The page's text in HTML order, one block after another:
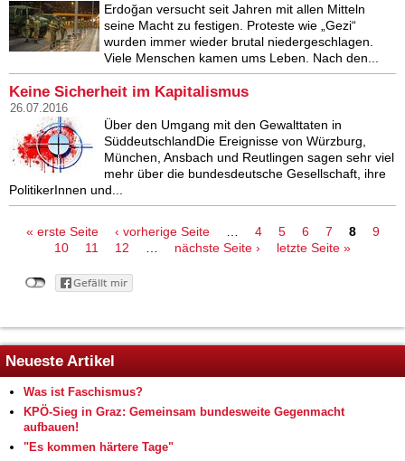
Erdoğan versucht seit Jahren mit allen Mitteln
seine Macht zu festigen. Proteste wie „Gezi“
wurden immer wieder brutal niedergeschlagen.
Viele Menschen kamen ums Leben. Nach den...
Keine Sicherheit im Kapitalismus
26.07.2016
Über den Umgang mit den Gewalttaten in
SüddeutschlandDie Ereignisse von Würzburg,
München, Ansbach und Reutlingen sagen sehr viel
mehr über die bundesdeutsche Gesellschaft, ihre
PolitikerInnen und...
Seiten
« erste Seite ‹ vorherige Seite 4 5 6 7 8
9
10
11 12 nächste Seite › letzte Seite »
Neueste Artikel
Was ist Faschismus?
KPÖ-Sieg in Graz: Gemeinsam bundesweite Gegenmacht
aufbauen!
"Es kommen härtere Tage"